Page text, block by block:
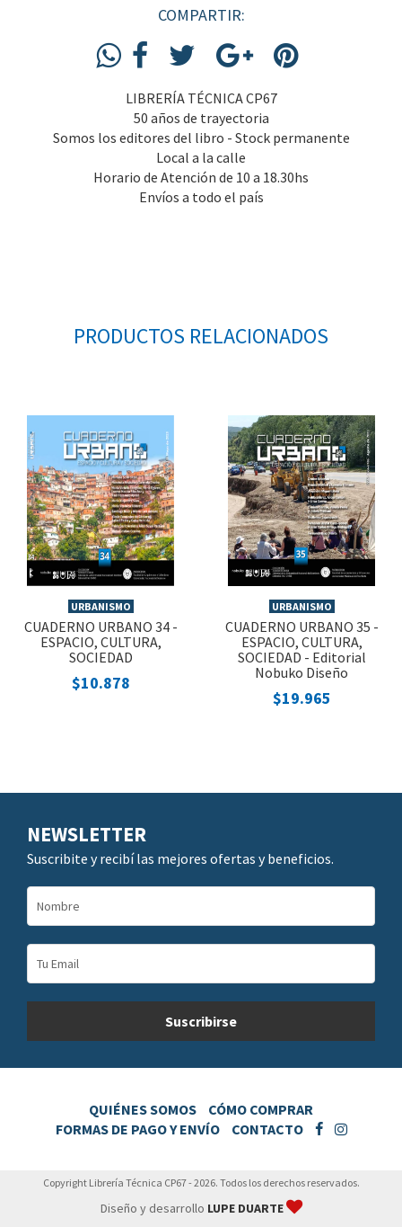
COMPARTIR:
LIBRERÍA TÉCNICA CP67
50 años de trayectoria
Somos los editores del libro - Stock permanente
Local a la calle
Horario de Atención de 10 a 18.30hs
Envíos a todo el país
PRODUCTOS RELACIONADOS
URBANISMO
CUADERNO URBANO 34 -
ESPACIO, CULTURA,
SOCIEDAD
$10.878
URBANISMO
CUADERNO URBANO 35 -
ESPACIO, CULTURA,
SOCIEDAD - Editorial
Nobuko Diseño
$19.965
NEWSLETTER
Suscribite y recibí las mejores ofertas y beneficios.
QUIÉNES SOMOS
CÓMO COMPRAR
FORMAS DE PAGO Y ENVÍO
CONTACTO
Copyright Librería Técnica CP67 - 2026. Todos los derechos reservados.
Diseño y desarrollo LUPE DUARTE